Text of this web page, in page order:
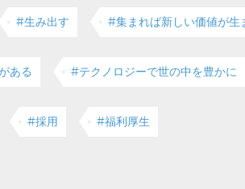
#生み出す #集まれば新しい価値が生
ある #テクノロジーで世の中を豊かに
#採用 #福利厚生